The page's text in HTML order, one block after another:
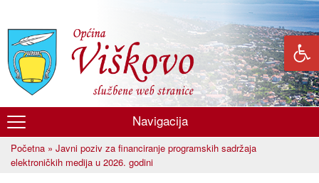
glavni
sadržaj
Općina
Viškovo
Navigacija
Vi ste ovdje
Početna » Javni poziv za financiranje programskih sadržaja
elektroničkih medija u 2026. godini